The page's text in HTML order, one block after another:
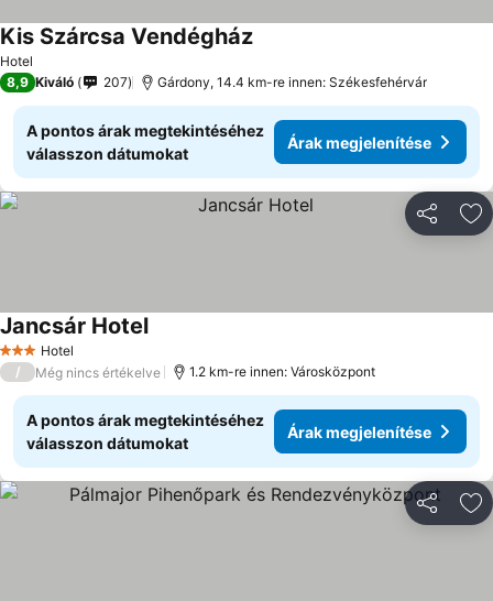
Hotel
Kis Szárcsa Vendégház
8,9 Kiváló 207 Gárdony, 14.4 km-re innen: Székesfehérvár
A pontos árak megtekintéséhez
válasszon dátumokat
Árak megjelenítése
3 Kategória
Hotel
Jancsár Hotel
/ Még nincs értékelve 1.2 km-re innen: Városközpont
A pontos árak megtekintéséhez
válasszon dátumokat
Árak megjelenítése